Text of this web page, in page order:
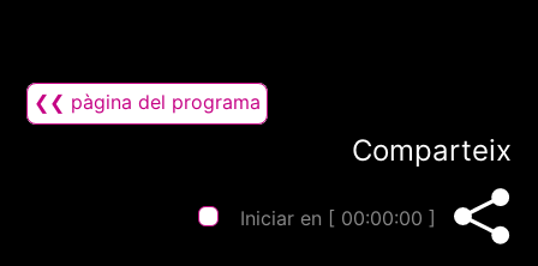
❮❮ pàgina del programa
Comparteix
Iniciar en [ 00:00:00 ]